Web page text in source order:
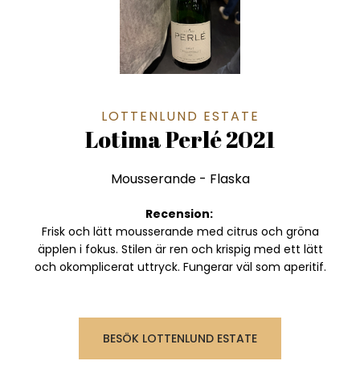
LOTTENLUND ESTATE
Lotima Perlé 2021
Mousserande- Flaska
Recension:
Frisk och lätt mousserande med citrus och gröna
äpplen i fokus. Stilen är ren och krispig med ett lätt
och okomplicerat uttryck. Fungerar väl som aperitif.
BESÖK LOTTENLUND ESTATE